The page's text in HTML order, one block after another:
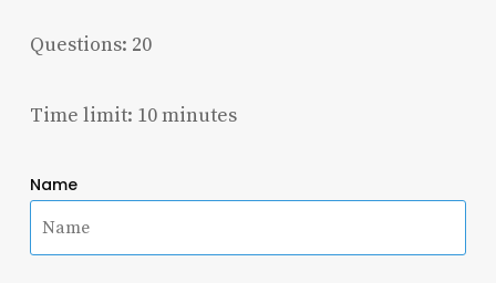
Questions: 20
Time limit: 10 minutes
Name